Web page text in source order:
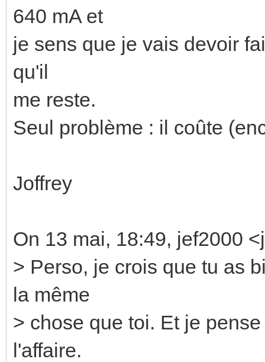
640 mA et
je sens que je vais devoir
qu'il
me reste.
Seul problème : il coûte
Joffrey
On 13 mai, 18:49, jef2000
> Perso, je crois que tu as
la même
> chose que toi. Et je
l'affaire.